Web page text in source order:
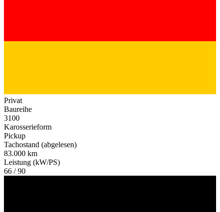
Privat
Baureihe
3100
Karosserieform
Pickup
Tachostand (abgelesen)
83.000 km
Leistung (kW/PS)
66 / 90